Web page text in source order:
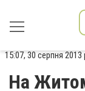
15:07, 30 серпня 2013
На